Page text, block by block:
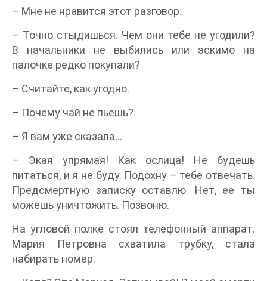
– Мне не нравится этот разговор.
– Точно стыдишься. Чем они тебе не угодили?
В начальники не выбились или эскимо на
палочке редко покупали?
– Считайте, как угодно.
– Почему чай не пьешь?
– Я вам уже сказала…
– Экая упрямая! Как ослица! Не будешь
питаться, и я не буду. Подохну – тебе отвечать.
Предсмертную записку оставлю. Нет, ее ты
можешь уничтожить. Позвоню.
На угловой полке стоял телефонный аппарат.
Мария Петровна схватила трубку, стала
набирать номер.